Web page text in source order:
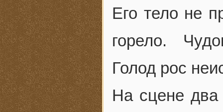
Его тело не
горело.
Голод рос
На сцене два